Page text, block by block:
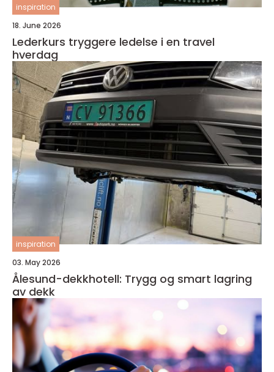
inspiration
18. June 2026
Lederkurs tryggere ledelse i en travel
hverdag
inspiration
03. May 2026
Ålesund-dekkhotell: Trygg og smart lagring
av dekk